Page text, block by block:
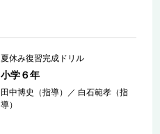
夏休み復習完成ドリル
小学６年
田中博史（指導） ／白石範孝（指
導）